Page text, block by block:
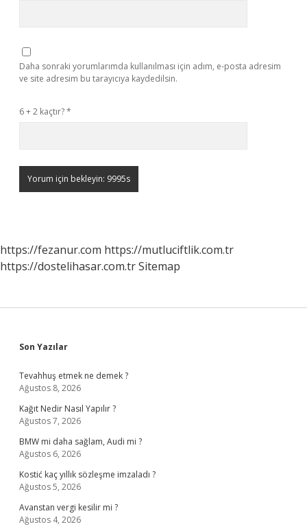
Daha sonraki yorumlarımda kullanılması için adım, e-posta adresim
ve site adresim bu tarayıcıya kaydedilsin.
6 + 2 kaçtır?*
https://fezanur.com https://mutluciftlik.com.tr
https://dostelihasar.com.trSitemap
Sidebar
Son Yazılar
Tevahhuş etmek ne demek ?
Ağustos 8, 2026
Kağıt Nedir Nasıl Yapılır ?
Ağustos 7, 2026
BMW mi daha sağlam, Audi mi ?
Ağustos 6, 2026
Kostić kaç yıllık sözleşme imzaladı ?
Ağustos 5, 2026
Avanstan vergi kesilir mi ?
Ağustos 4, 2026